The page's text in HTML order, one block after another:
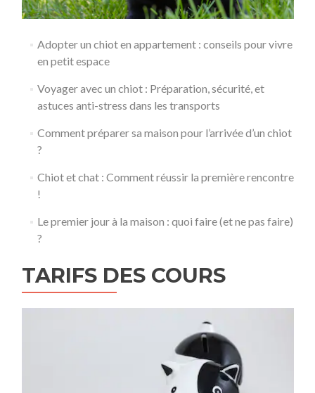
Adopter un chiot en appartement : conseils pour vivre
en petit espace
Voyager avec un chiot : Préparation, sécurité, et
astuces anti-stress dans les transports
Comment préparer sa maison pour l’arrivée d’un chiot
?
Chiot et chat : Comment réussir la première rencontre
!
Le premier jour à la maison : quoi faire (et ne pas faire)
?
TARIFS DES COURS